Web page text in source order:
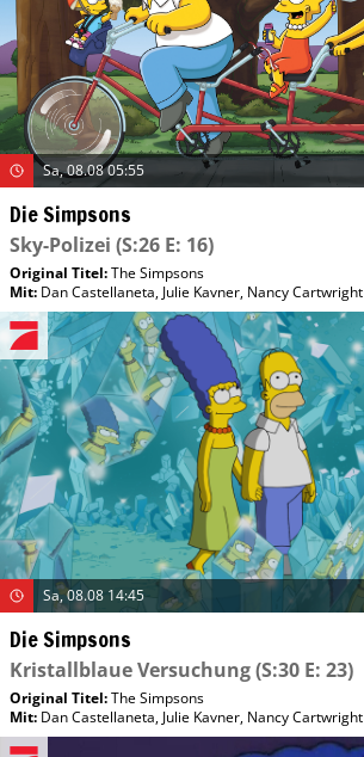
Sa, 08.08 05:55
Die Simpsons
Sky-Polizei (S:26 E: 16)
Original Titel:The Simpsons
Mit: Dan Castellaneta, Julie Kavner, Nancy Cartwright
Sa, 08.08 14:45
Die Simpsons
Kristallblaue Versuchung(S:30 E: 23)
Original Titel:The Simpsons
Mit: Dan Castellaneta, Julie Kavner, Nancy Cartwright